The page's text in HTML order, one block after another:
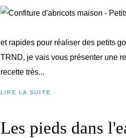
et rapides pour réaliser des petits
TRND, je vais vous présenter une
recette très...
LIRE LA SUITE
Les pieds dans